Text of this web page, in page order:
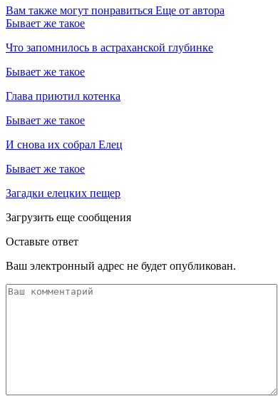
Вам также могут понравиться Еще от автора
Бывает же такое
Что запомнилось в астраханской глубинке
Бывает же такое
Глава приютил котенка
Бывает же такое
И снова их собрал Елец
Бывает же такое
Загадки елецких пещер
Загрузить еще сообщения
Оставьте ответ
Ваш электронный адрес не будет опубликован.